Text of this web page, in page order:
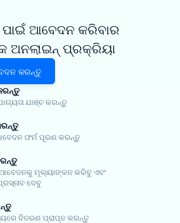
ପାଇଁ ଆବେଦନ କରିବାର
ଅନଲାଇନ୍ ପ୍ରକ୍ରିୟା
କରନ୍ତୁ
ଯାଞ୍ଚ କରନ୍ତୁ
ଫର୍ମ ପୂରଣ କରନ୍ତୁ
ମୂଲ୍ୟାଙ୍କନ କରିବୁ ଏବଂ
ଦେବୁ
ବିତରଣ ପ୍ରାପ୍ତ କରନ୍ତୁ